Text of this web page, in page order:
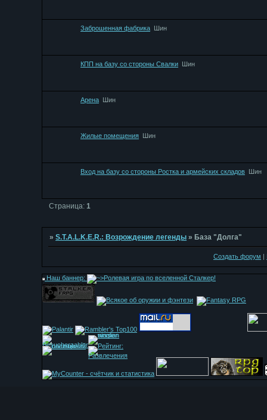
Заброшенная фабрика Шин
КПП на базу со стороны Свалки Шин
Арена Шин
Жилые помещения Шин
Вход на базу со стороны Ростка и армейских складов Шин
Страница: 1
»S.T.A.L.K.E.R.: Возрождение легенды » База "Долга"
Создать форум |
Наш баннер: